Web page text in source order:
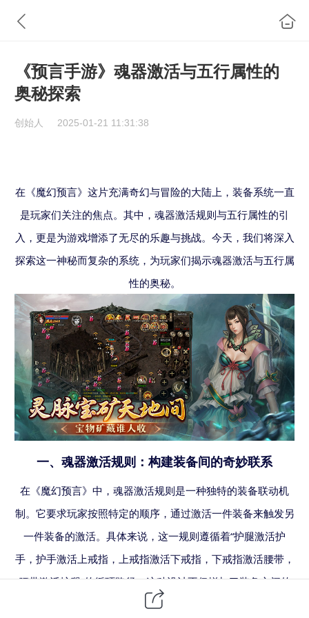
《预言手游》魂器激活与五行属性的
奥秘探索
创始人 2025-01-21 11:31:38
在《魔幻预言》这片充满奇幻与冒险的大陆上，装备系统一直
是玩家们关注的焦点。其中，魂器激活规则与五行属性的引
入，更是为游戏增添了无尽的乐趣与挑战。今天，我们将深入
探索这一神秘而复杂的系统，为玩家们揭示魂器激活与五行属
性的奥秘。
一、魂器激活规则：构建装备间的奇妙联系
在《魔幻预言》中，魂器激活规则是一种独特的装备联动机
制。它要求玩家按照特定的顺序，通过激活一件装备来触发另
一件装备的激活。具体来说，这一规则遵循着“护腿激活护
手，护手激活上戒指，上戒指激活下戒指，下戒指激活腰带，
腰带激活护腿”的循环路径。这种设计不仅增加了装备之间的
互动性，也让玩家在搭配装备时需要考虑更多的策略性。